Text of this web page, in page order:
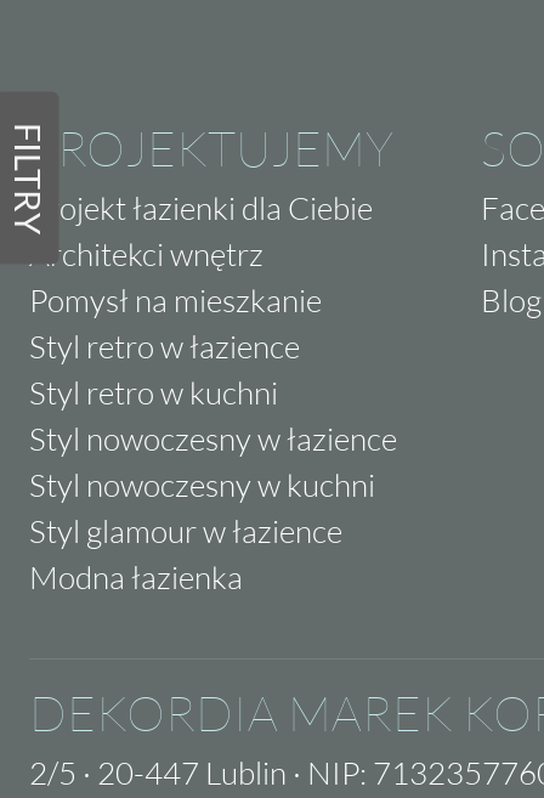
FILTRYPROJEKTUJEMY
Projekt łazienki dla Ciebie
Architekci wnętrz
Pomysł na mieszkanie
Styl retro w łazience
Styl retro w kuchni
Styl nowoczesny w łazience
Styl nowoczesny w kuchni
Styl glamour w łazience
Modna łazienka
Blog
DEKORDIA MAREK
2/5 · 20-447 Lublin · NIP: